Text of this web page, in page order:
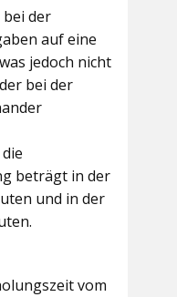
der
auf eine
jedoch nicht
bei der
beträgt in der
und in der
vom